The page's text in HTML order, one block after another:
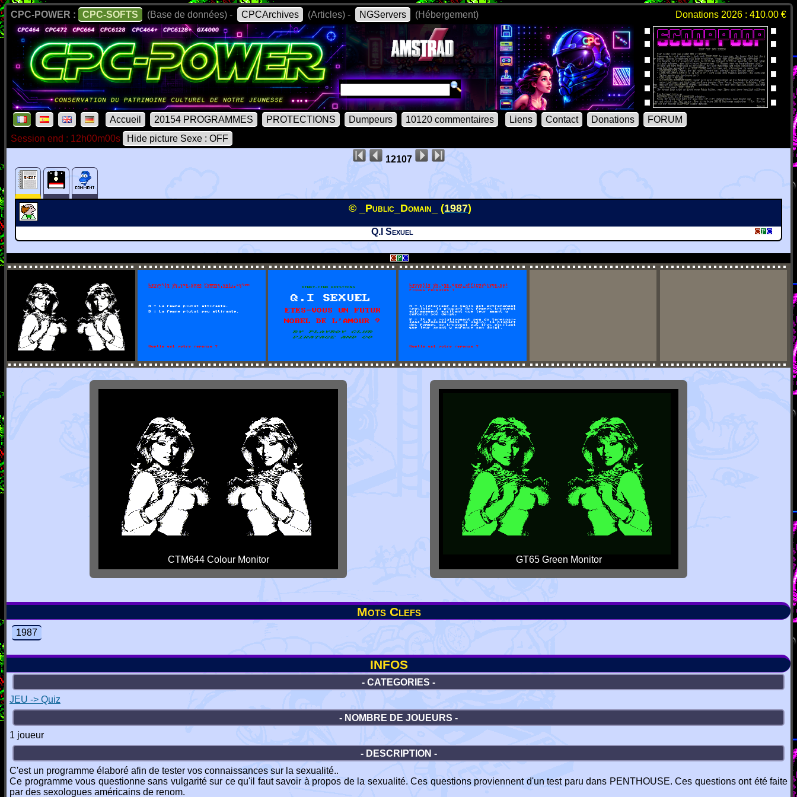
CPC-POWER : CPC-SOFTS (Base de données) - CPCArchives (Articles) - NGServers (Hébergement) Donations 2026 : 410.00 €
Accueil 20154 PROGRAMMES PROTECTIONS Dumpeurs 10120 commentaires Liens Contact Donations
FORUM
Session end : 12h00m00s
Hide picture Sexe : OFF
12107
© _Public_Domain_ (1987)
Q.I Sexuel
CTM644 Colour Monitor GT65 Green Monitor
Mots Clefs
1987
INFOS
- CATEGORIES -
JEU -> Quiz
- NOMBRE DE JOUEURS -
1 joueur
- DESCRIPTION -
C'est un programme élaboré afin de tester vos connaissances sur la sexualité..
Ce programme vous questionne sans vulgarité sur ce qu'il faut savoir à propos de la sexualité. Ces questions proviennent d'un test paru dans PENTHOUSE. Ces questions ont été faite
par des sexologues américains de renom.